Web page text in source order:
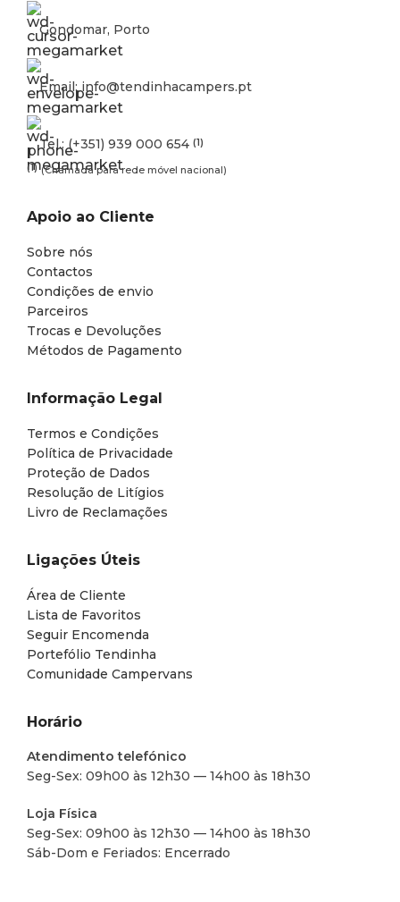
Gondomar, Porto
Email: info@tendinhacampers.pt
Tel.: (+351) 939 000 654 (1)
(1) (Chamada para rede móvel nacional)
Apoio ao Cliente
Sobre nós
Contactos
Condições de envio
Parceiros
Trocas e Devoluções
Métodos de Pagamento
Informação Legal
Termos e Condições
Política de Privacidade
Proteção de Dados
Resolução de Litígios
Livro de Reclamações
Ligações Úteis
Área de Cliente
Lista de Favoritos
Seguir Encomenda
Portefólio Tendinha
Comunidade Campervans
Horário
Atendimento telefónico
Seg-Sex: 09h00 às 12h30 — 14h00 às 18h30
Loja Física
Seg-Sex: 09h00 às 12h30 — 14h00 às 18h30
Sáb-Dom e Feriados: Encerrado